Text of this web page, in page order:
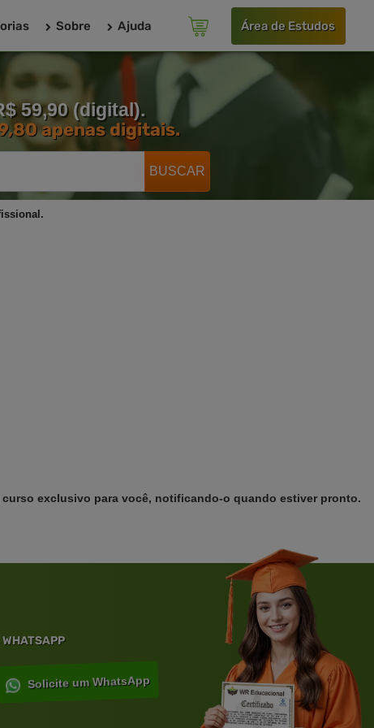
Sobre Ajuda Área de Estudos
59,90 (digital).
apenas digitais.
BUSCAR
exclusivo para você, notificando-o quando estiver pronto.
Solicite um WhatsApp